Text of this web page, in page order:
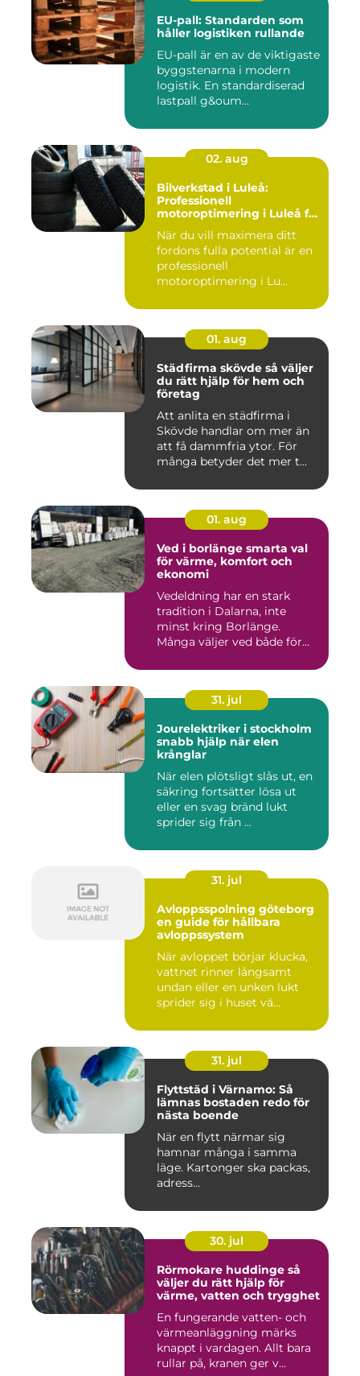
EU-pall: Standarden som
håller logistiken rullande
EU-pall är en av de viktigaste
byggstenarna i modern
logistik. En standardiserad
lastpall g&oum...
02. aug
Bilverkstad i Luleå:
Professionell
motoroptimering i Luleå för
När du vill maximera ditt
fordons fulla potential är en
professionell
motoroptimering i Lu...
01. aug
Städfirma skövde så väljer
du rätt hjälp för hem och
företag
Att anlita en städfirma i
Skövde handlar om mer än
att få dammfria ytor. För
många betyder det mer t...
01. aug
Ved i borlänge smarta val
för värme, komfort och
ekonomi
Vedeldning har en stark
tradition i Dalarna, inte
minst kring Borlänge.
Många väljer ved både för
31. jul
Jourelektriker i stockholm
snabb hjälp när elen
krånglar
När elen plötsligt slås ut, en
säkring fortsätter lösa ut
eller en svag bränd lukt
sprider sig från ...
31. jul
Avloppsspolning göteborg
en guide för hållbara
avloppssystem
När avloppet börjar klucka,
vattnet rinner långsamt
undan eller en unken lukt
sprider sig i huset vä...
31. jul
Flyttstäd i Värnamo: Så
lämnas bostaden redo för
nästa boende
När en flytt närmar sig
hamnar många i samma
läge. Kartonger ska packas,
adress...
30. jul
Rörmokare huddinge så
väljer du rätt hjälp för
värme, vatten och trygghet
En fungerande vatten- och
värmeanläggning märks
knappt i vardagen. Allt bara
rullar på, kranen ger v...